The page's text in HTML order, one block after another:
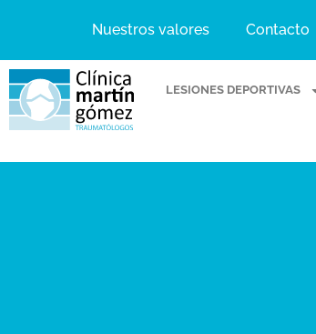
Nuestros valores Contacto
LESIONES DEPORTIVAS